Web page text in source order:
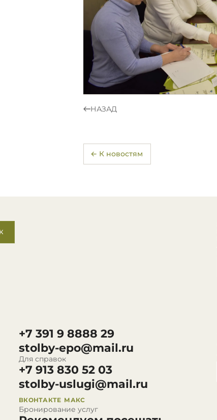
НАЗАД
← К новостям
+7 391 9 8888 29
stolby-epo@mail.ru
Для справок
+7 913 830 52 03
stolby-uslugi@mail.ru
ВКОНТАКТЕ МАКС
Бронирование услуг